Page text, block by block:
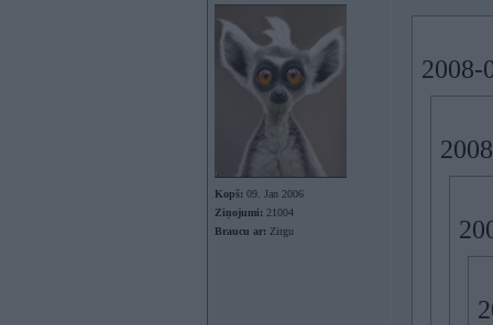
Kopš: 09. Jan 2006
Ziņojumi: 21004
Braucu ar: Zirgu
2008-